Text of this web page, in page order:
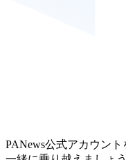
PANews公式アカウン